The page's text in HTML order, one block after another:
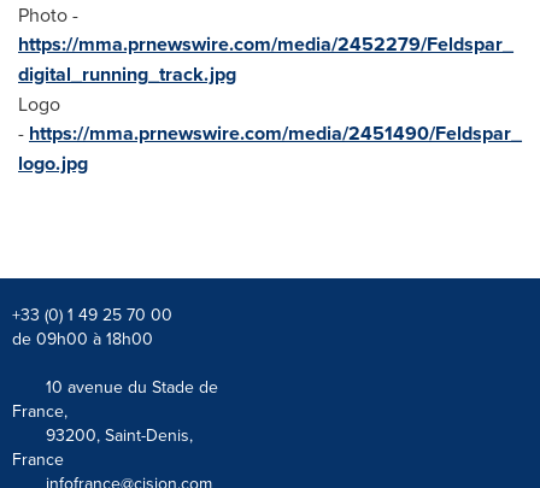
Photo -
https://mma.prnewswire.com/media/2452279/Feldspar_
digital_running_track.jpg
Logo
- https://mma.prnewswire.com/media/2451490/Feldspar_
logo.jpg
+33 (0) 1 49 25 70 00
de 09h00 à 18h00
10 avenue du Stade de
France,
93200, Saint-Denis,
France
infofrance@cision.com